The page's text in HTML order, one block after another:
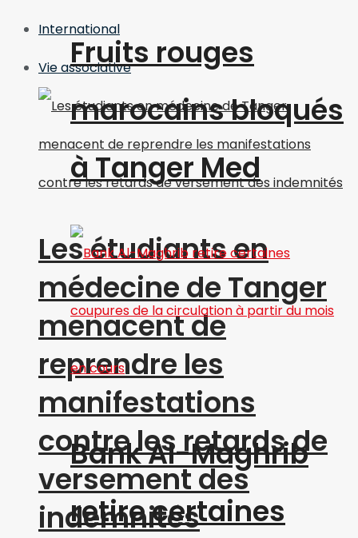
International
Vie associative
Les étudiants en
médecine de Tanger
menacent de
reprendre les
manifestations
contre les retards de
versement des
indemnités
Fruits rouges
marocains bloqués
à Tanger Med
Bank Al-Maghrib
retire certaines